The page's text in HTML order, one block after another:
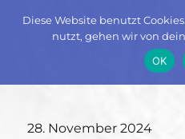
Veröffentlicht
28. November 2024
Diese Website benutzt
nutzt, gehen wir von
OK